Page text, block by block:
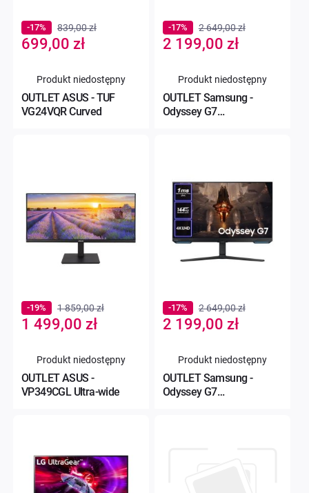
OUTLET ASUS - TUF
VG24VQR Curved
Special
Price
699,00 zł
-17% 839,00 zł
Produkt niedostępny
OUTLET Samsung -
Odyssey G7
Special
Price
2 199,00 zł
-17% 2 649,00 zł
Produkt niedostępny
OUTLET ASUS -
VP349CGL Ultra-wide
Special
Price
1 499,00 zł
-19% 1 859,00 zł
Produkt niedostępny
OUTLET Samsung -
Odyssey G7
Special
Price
2 199,00 zł
-17% 2 649,00 zł
Produkt niedostępny